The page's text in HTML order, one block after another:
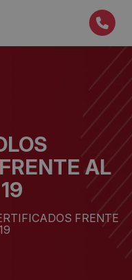
AL
FRENTE